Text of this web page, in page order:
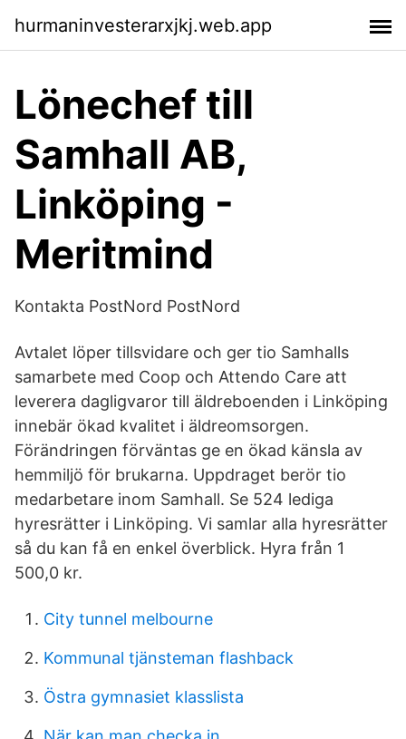
hurmaninvesterarxjkj.web.app
Lönechef till
Samhall AB,
Linköping -
Meritmind
Kontakta PostNord PostNord
Avtalet löper tillsvidare och ger tio Samhalls
samarbete med Coop och Attendo Care att
leverera dagligvaror till äldreboenden i Linköping
innebär ökad kvalitet i äldreomsorgen.
Förändringen förväntas ge en ökad känsla av
hemmiljö för brukarna. Uppdraget berör tio
medarbetare inom Samhall. Se 524 lediga
hyresrätter i Linköping. Vi samlar alla hyresrätter
så du kan få en enkel överblick. Hyra från 1
500,0 kr.
City tunnel melbourne
Kommunal tjänsteman flashback
Östra gymnasiet klasslista